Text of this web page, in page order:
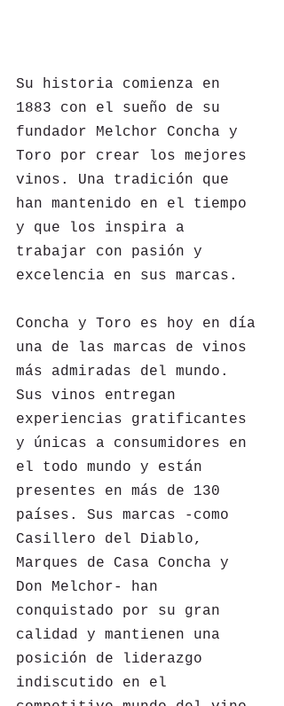
Su historia comienza en
1883 con el sueño de su
fundador Melchor Concha y
Toro por crear los mejores
vinos. Una tradición que
han mantenido en el tiempo
y que los inspira a
trabajar con pasión y
excelencia en sus marcas.
Concha y Toro es hoy en día
una de las marcas de vinos
más admiradas del mundo.
Sus vinos entregan
experiencias gratificantes
y únicas a consumidores en
el todo mundo y están
presentes en más de 130
países. Sus marcas -como
Casillero del Diablo,
Marques de Casa Concha y
Don Melchor- han
conquistado por su gran
calidad y mantienen una
posición de liderazgo
indiscutido en el